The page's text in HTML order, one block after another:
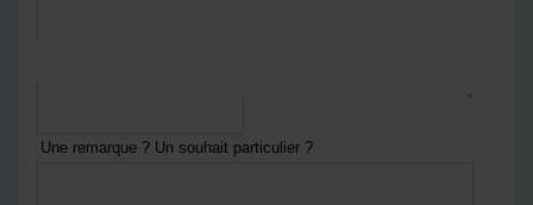
Une remarque ? Un souhait particulier ?